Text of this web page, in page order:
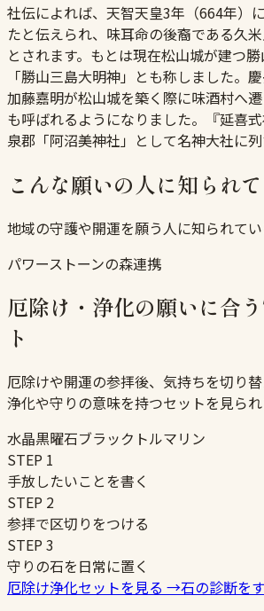
社伝によれば、天智天皇3年（664年）
たと伝えられ、味耳命の後裔である久
とされます。もとは現在松山城が建つ
「勝山三島大明神」とも称しました。
加藤嘉明が松山城を築く際に味酒村へ
も呼ばれるようになりました。『延喜
泉郡「阿沼美神社」として名神大社に列
こんな願いの人に知られ
地域の守護や開運を願う人に知られてい
パワーストーンの森連携
厄除け・浄化の願いに合
ト
厄除けや開運の参拝後、気持ちを切り替
浄化や守りの意味を持つセットを見られ
水晶黒曜石ブラックトルマリン
STEP 1
手放したいことを書く
STEP 2
参拝で区切りをつける
STEP3
守りの石を日常に置く
厄除け浄化セットを見る →石の診断を